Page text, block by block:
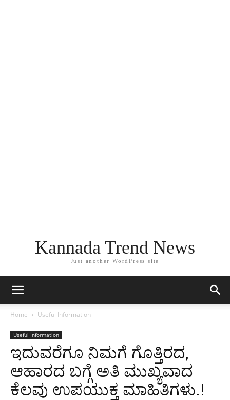
Kannada Trend News
Just another WordPress site
Home Useful Information
Useful Information
ಇದುವರೆಗೂ ನಿಮಗೆ ಗೊತ್ತಿರದ,
ಆಹಾರದ ಬಗ್ಗೆ ಅತಿ ಮುಖ್ಯವಾದ
ಕೆಲವು ಉಪಯುಕ್ತ ಮಾಹಿತಿಗಳು.!